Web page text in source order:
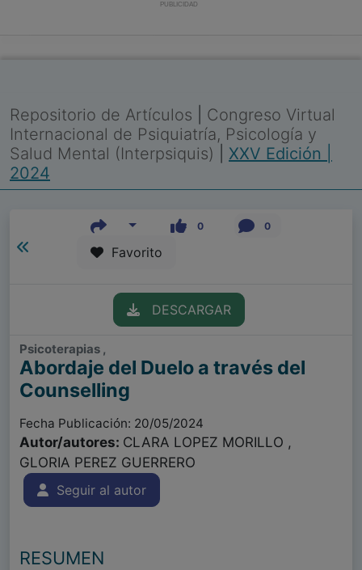
PUBLICIDAD
Repositorio de Artículos
Congreso Virtual
Internacional de Psiquiatría, Psicología y
Salud Mental (Interpsiquis)
XXV Edición |
2024
0 0
Favorito
DESCARGAR
Psicoterapias ,
Abordaje del Duelo a través del
Counselling
Fecha Publicación: 20/05/2024
Autor/autores: CLARA LOPEZ MORILLO ,
GLORIA PEREZ GUERRERO
Seguir al autor
RESUMEN